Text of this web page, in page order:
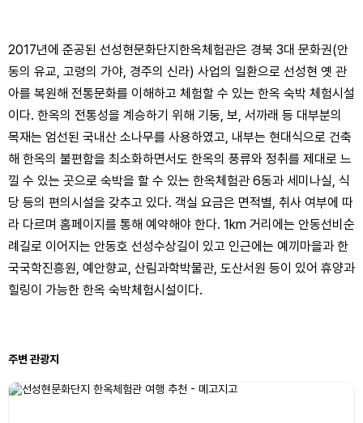
2017년에 준공된 선성현문화단지한옥체험관은 경북 3대 문화권(안
동의 유교, 고령의 가야, 경주의 신라) 사업의 일환으로 선성현 옛 관
아를 복원해 전통문화를 이해하고 체험할 수 있는 한옥 숙박 체험시설
이다. 한옥의 전통성을 계승하기 위해 기둥, 보, 서까래 등 대부분의
목재는 엄선된 국내산 소나무를 사용하였고, 내부는 현대식으로 건축
해 한옥의 불편함을 최소화하면서도 한옥의 풍류와 정취를 제대로 느
낄 수 있는 곳으로 숙박을 할 수 있는 한옥체험관 6동과 세미나실, 식
당 등의 편의시설을 갖추고 있다. 객실 요금은 면적별, 취사 여부에 따
라 다르며 홈페이지를 통해 예약해야 한다. 1km 거리에는 안동선비순
례길로 이어지는 안동호 선성수상길이 있고 인근에는 예끼마을과 한
국국학진흥원, 예안향교, 산림과학박물관, 도산서원 등이 있어 휴양과
힐링이 가능한 한옥 숙박체험시설이다.
주변 관광지